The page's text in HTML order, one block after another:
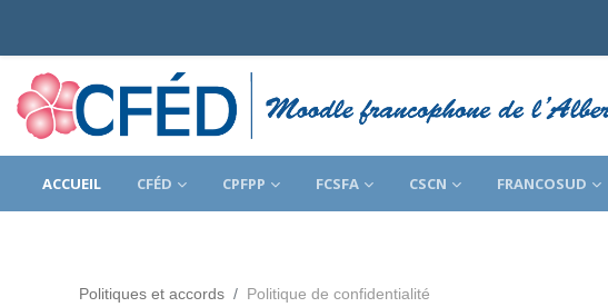
ACCUEIL CFÉD CPFPP FCSFA CSCN FRANCOSUD
Politiques et accords Politique de confidentialité